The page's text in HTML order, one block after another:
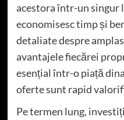
acestora într-un singur
economisesc timp și
detaliate despre
avantajele fiecărei
esențial într-o piață
oferte sunt rapid
Pe termen lung,